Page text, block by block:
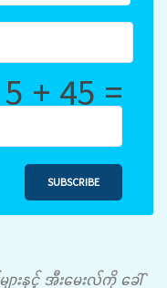
5 + 45 =
SUBSCRIBE
ားနှင့် အီးမေးလ်ကို ခေါ်